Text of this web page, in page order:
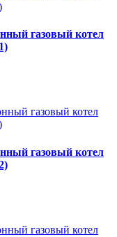
газовый котел
газовый котел